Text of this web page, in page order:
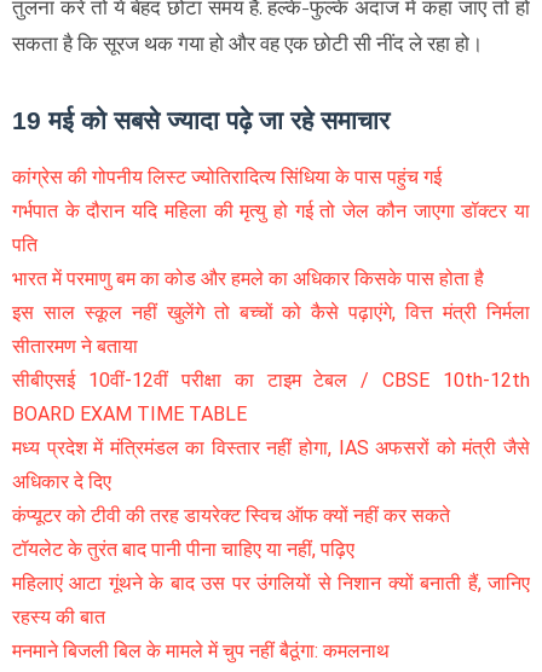
तुलना करें तो ये बेहद छोटा समय है. हल्के-फुल्के अंदाज में कहा जाए तो हो
सकता है कि सूरज थक गया हो और वह एक छोटी सी नींद ले रहा हो।
19 मई को सबसे ज्यादा पढ़े जा रहे समाचार
कांग्रेस की गोपनीय लिस्ट ज्योतिरादित्य सिंधिया के पास पहुंच गई
गर्भपात के दौरान यदि महिला की मृत्यु हो गई तो जेल कौन जाएगा डॉक्टर या
पति
भारत में परमाणु बम का कोड और हमले का अधिकार किसके पास होता है
इस साल स्कूल नहीं खुलेंगे तो बच्चों को कैसे पढ़ाएंगे, वित्त मंत्री निर्मला
सीतारमण ने बताया
सीबीएसई 10वीं-12वीं परीक्षा का टाइम टेबल / CBSE 10th-12th
BOARD EXAM TIME TABLE
मध्य प्रदेश में मंत्रिमंडल का विस्तार नहीं होगा, IAS अफसरों को मंत्री जैसे
अधिकार दे दिए
कंप्यूटर को टीवी की तरह डायरेक्ट स्विच ऑफ क्यों नहीं कर सकते
टॉयलेट के तुरंत बाद पानी पीना चाहिए या नहीं, पढ़िए
महिलाएं आटा गूंथने के बाद उस पर उंगलियों से निशान क्यों बनाती हैं, जानिए
रहस्य की बात
मनमाने बिजली बिल के मामले में चुप नहीं बैठूंगा: कमलनाथ